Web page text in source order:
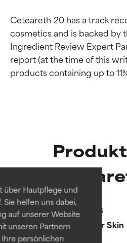
über Hautpflege und
helfen uns dabei,
auf unserer Website
unseren Partnern
persönlichen
Ceteareth-20 has a track
cosmetics and is backed by
Ingredient Review Expert
report (at the time of this
Routine
FEUCHTIGKEITSCREMES
Resist Anti-Aging Clear Skin
Nachtcreme
Inhaltsstoffe
SEHR GUT
Erwiesen und durch
unabhängige
Hervorragender
die meisten
probleme.
Inhaltsstoffe
SEHR GUT
Erwiesen und durch
unabhängige
Hervorragender
die meisten
probleme.